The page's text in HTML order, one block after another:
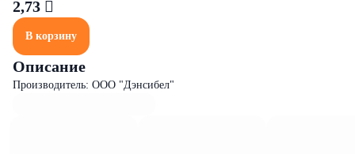
2,73 
В корзину
Описание
Производитель: ООО "Дэнсибел"